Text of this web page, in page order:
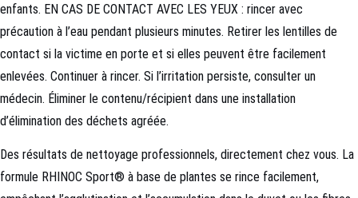
enfants. EN CAS DE CONTACT AVEC LES YEUX : rincer avec
précaution à l’eau pendant plusieurs minutes. Retirer les lentilles de
contact si la victime en porte et si elles peuvent être facilement
enlevées. Continuer à rincer. Si l’irritation persiste, consulter un
médecin. Éliminer le contenu/récipient dans une installation
d’élimination des déchets agréée.
Des résultats de nettoyage professionnels, directement chez vous. La
formule RHINOC Sport® à base de plantes se rince facilement,